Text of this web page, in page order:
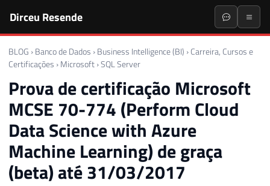
Dirceu Resende
BLOG › Banco de Dados › Business Intelligence (BI) › Carreira, Cursos e
Certificações › Microsoft ›SQL Server
Prova de certificação Microsoft
MCSE 70-774 (Perform Cloud
Data Science with Azure
Machine Learning) de graça
(beta) até 31/03/2017